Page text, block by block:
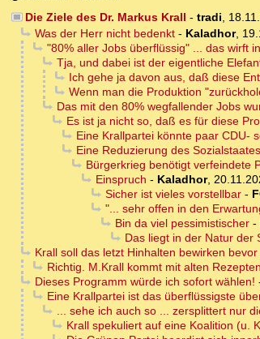
Die Ziele des Dr. Markus Krall - tradi,
Was der Herr nicht bedenkt- Kaladhor,
"80% aller Jobs überflüssig" ... das wirft
Tja, und dabei ist der eigentliche
Ich gehe ja davon aus, daß diese
Wenn man die Produktion
Das mit den 80% wegfallender Jobs
Es ist ja nicht so, daß es für diese
Eine Krallpartei könnte paar CDU-
Eine Reduzierung des Sozialstaates
Bürgerkrieg benötigt verfeindete
Einspruch - Kaladhor,
Sicher ist vieles vorstellbar-
"... sehr offen in den
Bin da viel pessimistischer-
Das liegt in der Natur der
Krall soll das letzt Hinhalten bewirken bevor
Richtig. M.Krall kommt mit alten
Dieses Programm würde ich sofort wählen!
Eine Krallpartei ist das überflüssigste
... sehe ich auch so ... zersplittert nur
Krall spekuliert auf eine Koalition (u.